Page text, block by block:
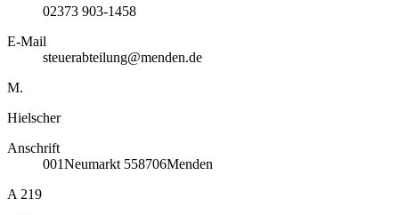
02373 903-1458
E-Mail
steuerabteilung@menden.de
M.
Hielscher
Anschrift
001Neumarkt 558706Menden
A 219